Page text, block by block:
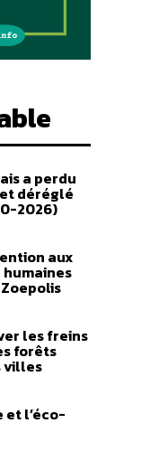
a perdu
déréglé
2026)
aux
les freins
forêts
villes
et l’éco-